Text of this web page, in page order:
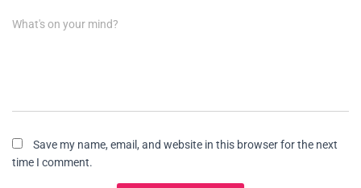
What's on your mind?
Save my name, email, and website in this browser for the next
time I comment.